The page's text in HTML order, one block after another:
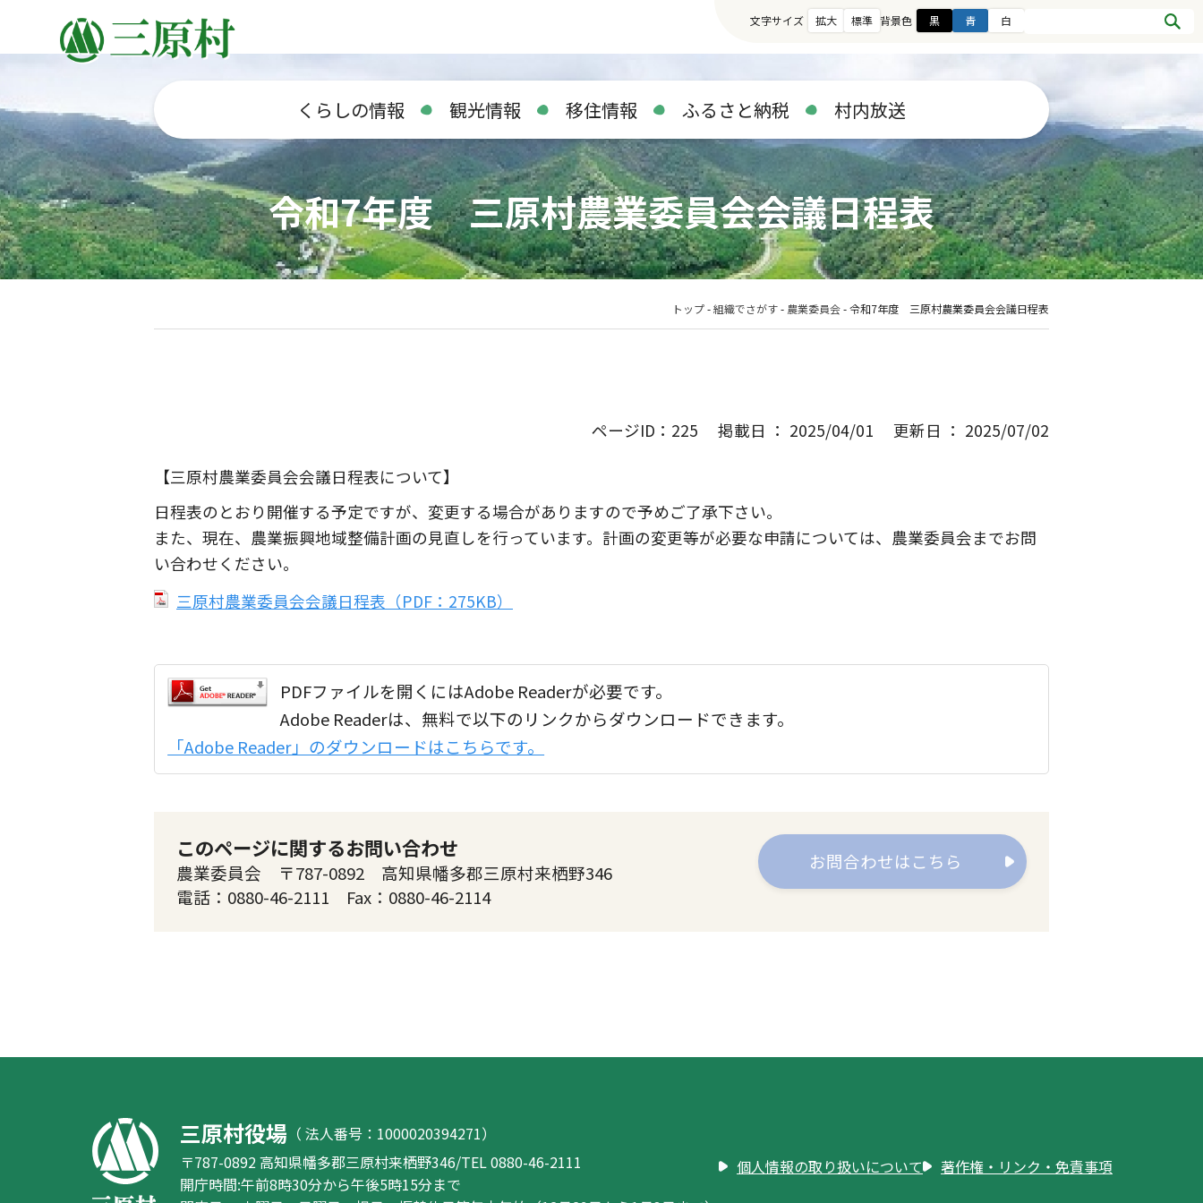
文字サイズ 拡大 標準 背景色 黒 青 白
くらしの情報 観光情報 移住情報 ふるさと納税 村内放送
令和7年度 三原村農業委員会会議日程表
トップ-組織でさがす- 農業委員会-令和7年度 三原村農業委員会会議日程表
ページID：225 掲載日 ： 2025/04/01 更新日 ： 2025/07/02
【三原村農業委員会会議日程表について】
日程表のとおり開催する予定ですが、変更する場合がありますので予めご了承下さい。
また、現在、農業振興地域整備計画の見直しを行っています。計画の変更等が必要な申請については、農業委員会までお問
い合わせください。
三原村農業委員会会議日程表（PDF：275KB）
PDFファイルを開くにはAdobe Readerが必要です。
Adobe Readerは、無料で以下のリンクからダウンロードできます。
「Adobe Reader」のダウンロードはこちらです。
このページに関するお問い合わせ
農業委員会 〒787-0892 高知県幡多郡三原村来栖野346
電話：0880-46-2111 Fax：0880-46-2114
お問合わせはこちら
三原村役場 （ 法人番号：1000020394271）
〒787-0892 高知県幡多郡三原村来栖野346/TEL 0880-46-2111
開庁時間:午前8時30分から午後5時15分まで
個人情報の取り扱いについて 著作権・リンク・免責事項